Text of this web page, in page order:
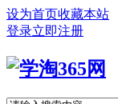
设为首页收藏本站
登录立即注册